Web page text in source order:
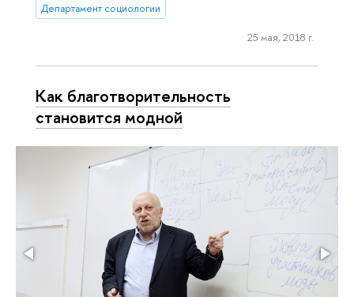
Департамент социологии
25 мая, 2018 г.
Как благотворительность
становится модной